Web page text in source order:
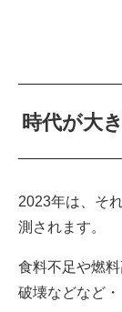
時代が大
2023年は、そ
測されます。
食料不足や燃
破壊などなど・